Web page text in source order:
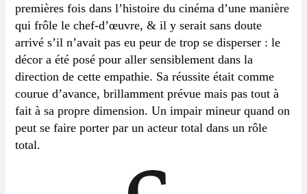
premières fois dans l’histoire du cinéma d’une manière
qui frôle le chef-d’œuvre, & il y serait sans doute
arrivé s’il n’avait pas eu peur de trop se disperser : le
décor a été posé pour aller sensiblement dans la
direction de cette empathie. Sa réussite était comme
courue d’avance, brillamment prévue mais pas tout à
fait à sa propre dimension. Un impair mineur quand on
peut se faire porter par un acteur total dans un rôle
total.